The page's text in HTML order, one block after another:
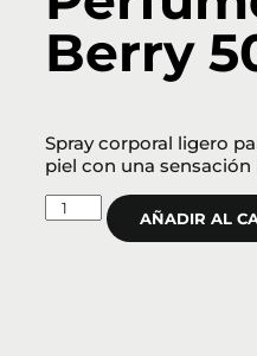
Berry
Spray corporal ligero
piel con una sensación
AÑADIR AL